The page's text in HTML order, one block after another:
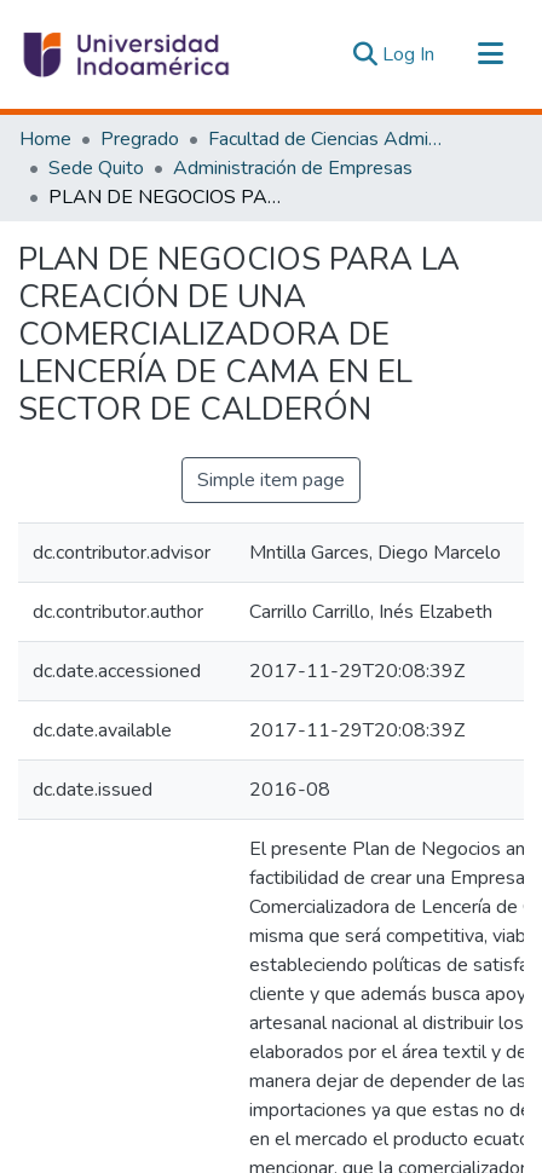
Log In (current)
Communities & Collections
All of DSpace
Statistics
Home Pregrado
Facultad de Ciencias Administrativas y Económicas
Sede Quito
Administración de Empresas
PLAN DE NEGOCIOS PARA LA CREACIÓN DE UNA COMERCIALIZADORA DE LENCERÍA DE CAMA EN EL SECTOR DE CALDERÓN
PLAN DE NEGOCIOS PARA LA
CREACIÓN DE UNA
COMERCIALIZADORA DE
LENCERÍA DE CAMA EN EL
SECTOR DE CALDERÓN
Simple item page
dc.contributor.advisor Mntilla Garces, Diego Marcelo
dc.contributor.author Carrillo Carrillo, Inés Elzabeth
dc.date.accessioned 2017-11-29T20:08:39Z
dc.date.available 2017-11-29T20:08:39Z
dc.date.issued 2016-08
El presente Plan de Negocios
factibilidad de crear una Empresa
Comercializadora de Lencería de
misma que será competitiva,
estableciendo políticas de
cliente y que además busca
artesanal nacional al distribuir los
elaborados por el área textil y de
manera dejar de depender de las
importaciones ya que estas no
en el mercado el producto